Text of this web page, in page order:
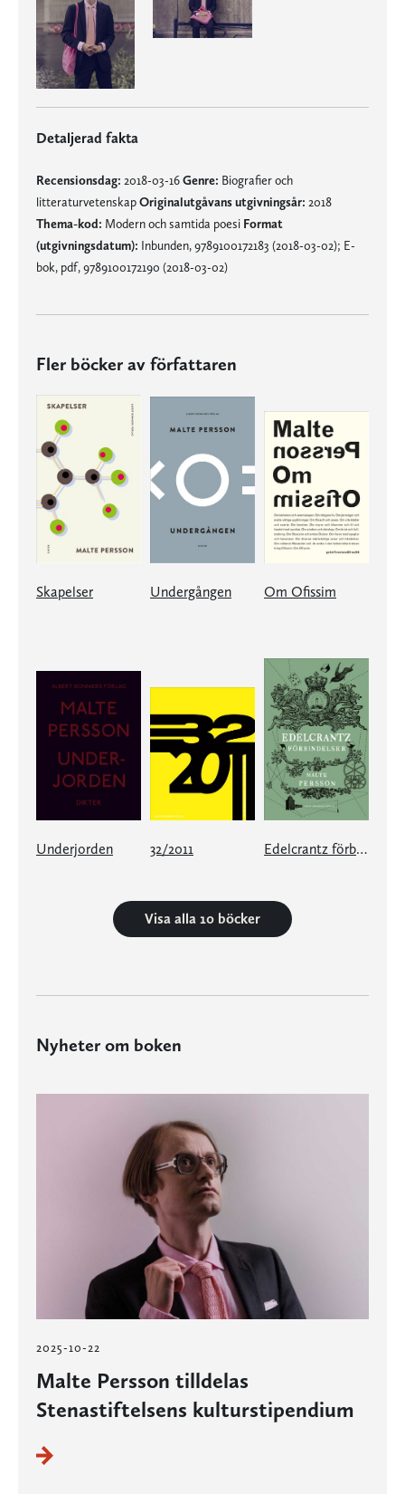
Detaljerad fakta
Recensionsdag: 2018-03-16Genre: Biografier och
litteraturvetenskapOriginalutgåvans utgivningsår: 2018
Thema-kod: Modern och samtida poesi Format
(utgivningsdatum): Inbunden, 9789100172183 (2018-03-02); E-
bok, pdf, 9789100172190 (2018-03-02)
Fler böcker av författaren
Skapelser Undergången Om Ofissim
Underjorden 32/2011 Edelcrantz förbindelser
Visa alla 10 böcker
Nyheter om boken
2025-10-22
Malte Persson tilldelas
Stenastiftelsens kulturstipendium